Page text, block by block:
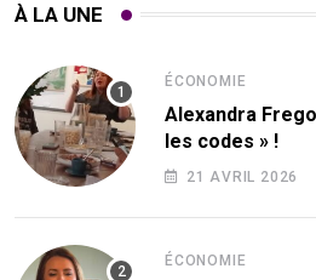
À LA UNE
ÉCONOMIE
Alexandra
les codes » !
21 AVRIL 2026
ÉCONOMIE